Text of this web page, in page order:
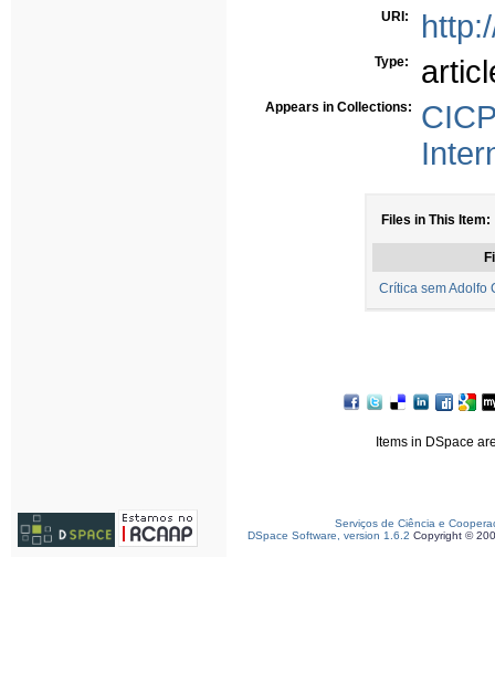
URI:
Type:
Appears in Collections:
Files in This Item:
Crítica sem Adolfo
Items in DSpace
Serviços de Ciência e
DSpace Software, version 1.6.2 Copyright ©